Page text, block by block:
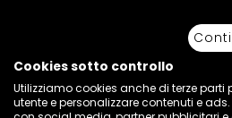
anche parziale.
Via Piave Km 68,600 • 04100 Latina, Italia |
77855
Cookies sotto controllo
Utilizziamo cookies anche di terze parti
utente e personalizzare contenuti e